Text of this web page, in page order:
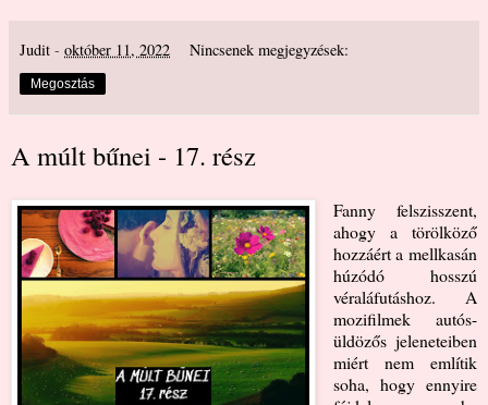
Judit - október 11, 2022 Nincsenek megjegyzések:
Megosztás
A múlt bűnei - 17. rész
Fanny felszisszent,
ahogy a törölköző
hozzáért a mellkasán
húzódó hosszú
véraláfutáshoz. A
mozifilmek autós-
üldözős jeleneteiben
miért nem említik
soha, hogy ennyire